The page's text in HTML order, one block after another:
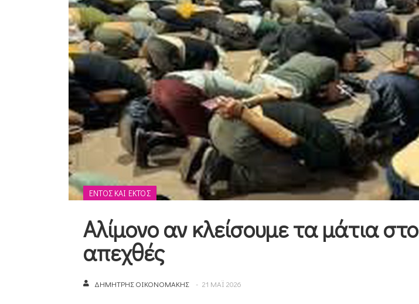
ΕΝΤΌΣ ΚΑΙ ΕΚΤΌΣ
Αλίμονο αν κλείσουμε τα μάτια στο
απεχθές
ΔΗΜΉΤΡΗΣ ΟΙΚΟΝΟΜΆΚΗΣ 21 ΜΑΪ 2026